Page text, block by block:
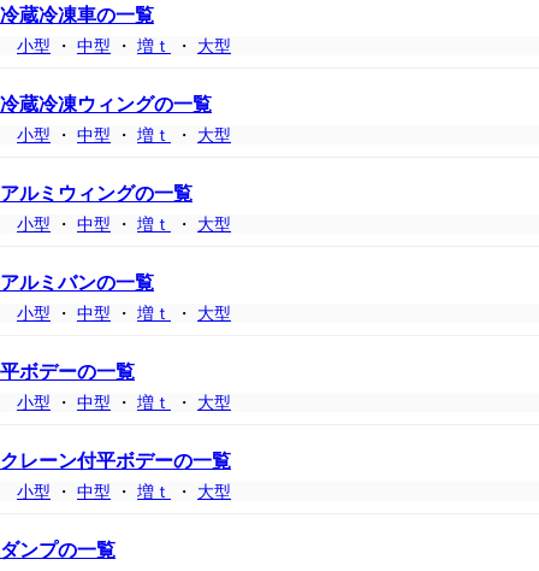
冷蔵冷凍車の一覧
小型 ・ 中型 ・ 増ｔ ・ 大型
冷蔵冷凍ウィングの一覧
小型 ・ 中型 ・ 増ｔ ・ 大型
アルミウィングの一覧
小型 ・ 中型 ・ 増ｔ ・ 大型
アルミバンの一覧
小型 ・ 中型 ・ 増ｔ ・ 大型
平ボデーの一覧
小型 ・ 中型 ・ 増ｔ ・ 大型
クレーン付平ボデーの一覧
小型 ・ 中型 ・ 増ｔ ・ 大型
ダンプの一覧